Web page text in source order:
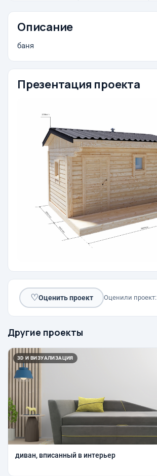
Описание
баня
Презентация проекта
♡Оценить проект Оценили проект:
Другие проекты
3D И ВИЗУАЛИЗАЦИЯ
диван, вписанный в интерьер